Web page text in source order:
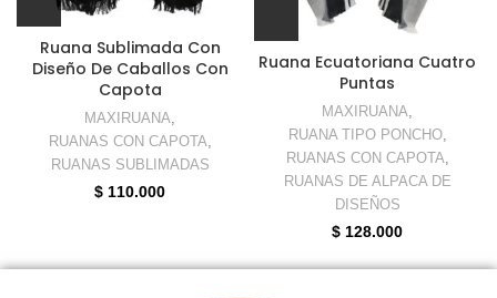
Ruana Sublimada Con
Diseño De Caballos Con
Capota
MAXIRUANA
RUANAS CON CAPOTA
RUANAS SUBLIMADAS
$ 110.000
Ruana Ecuatoriana Cuatro
Puntas
MAXIRUANA,
RUANA TIPO PONCHO,
RUANAS CON CAPOTA,
RUANAS DE ALPACA DE
DISEÑOS
$ 128.000